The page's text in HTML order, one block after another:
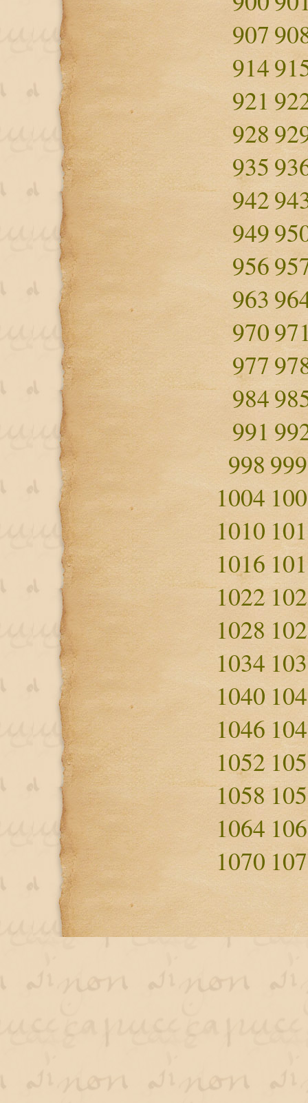
907
914
921
928
935
942
949
956
963
970
977
984
991
998 999
1004
1010
1016
1022
1028
1034
1040
1046
1052
1058
1064
1070